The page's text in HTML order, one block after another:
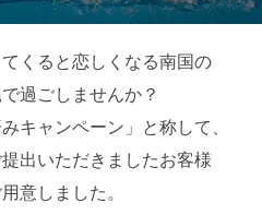
稿
くると恋しくなる南国の
過ごしませんか？
キャンペーン」と称して、
出いただきましたお客様
意しました。